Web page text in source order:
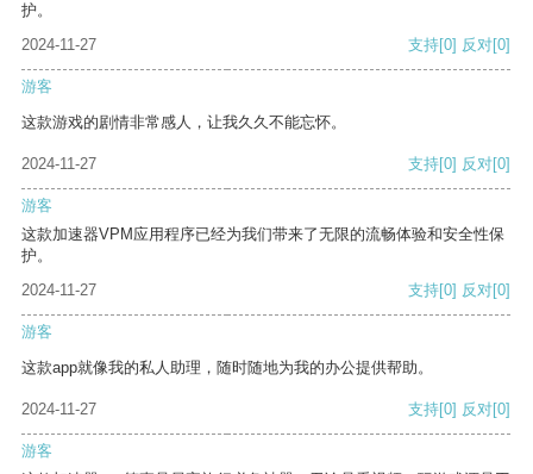
护。
2024-11-27
支持[0] 反对[0]
游客
这款游戏的剧情非常感人，让我久久不能忘怀。
2024-11-27 支持[0] 反对[0]
游客
这款加速器VPM应用程序已经为我们带来了无限的流畅体验和安全性保
护。
2024-11-27
支持[0] 反对[0]
游客
这款app就像我的私人助理，随时随地为我的办公提供帮助。
2024-11-27 支持[0] 反对[0]
游客